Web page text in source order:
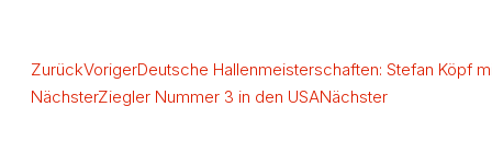
ZurückVorigerDeutsche Hallenmeisterschaften: Stefan Köpf
NächsterZiegler Nummer 3 in den USANächster